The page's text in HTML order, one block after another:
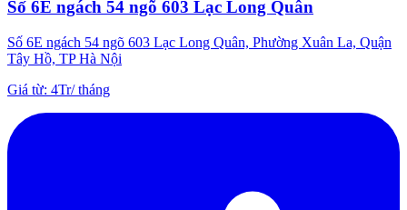
Số 6E ngách 54 ngõ 603 Lạc Long Quân
Số 6E ngách 54 ngõ 603 Lạc Long Quân, Phường Xuân La, Quận
Tây Hồ, TP Hà Nội
Giá từ: 4Tr/tháng